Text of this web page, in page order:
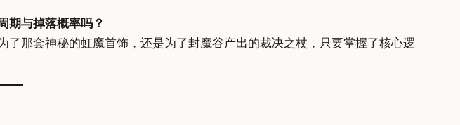
期与掉落概率吗？
那套神秘的虹魔首饰，还是为了封魔谷产出的裁决之杖，只要掌握了核心逻